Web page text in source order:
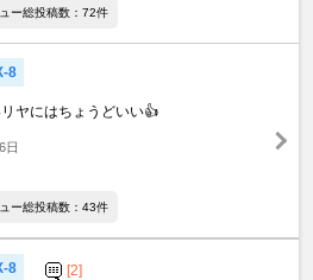
ー総投稿数：72件
8
ヤにはちょうどいい👍
日
ー総投稿数：43件
8 [2]